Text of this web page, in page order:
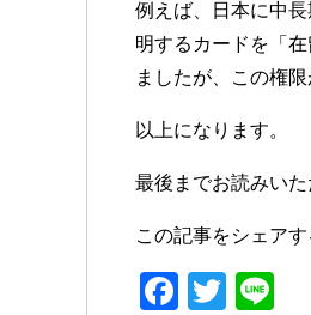
例えば、日本に中
明するカードを「
ましたが、この権
以上になります。
最後までお読みいた
この記事をシェアす
F
T